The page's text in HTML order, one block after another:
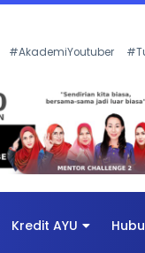
#AkademiYoutuber
Kredit AYU